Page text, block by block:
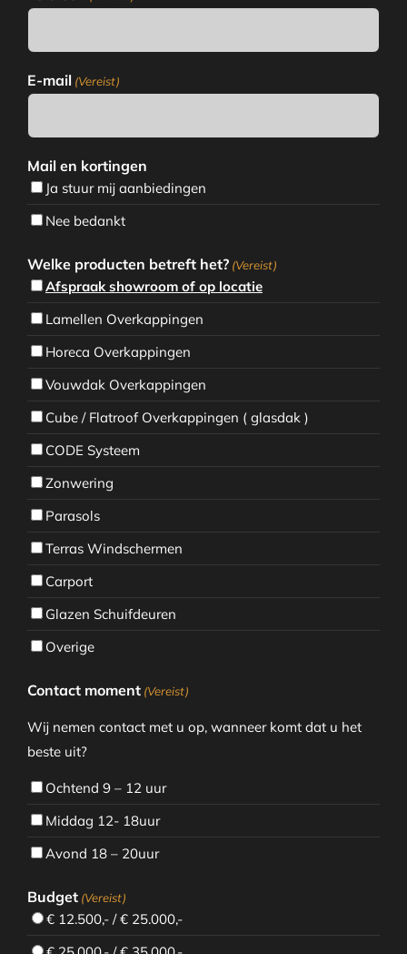
E-mail (Vereist)
Mail en kortingen
Ja stuur mij aanbiedingen
Nee bedankt
Welke producten betreft het? (Vereist)
Afspraak showroom of op locatie
Lamellen Overkappingen
Horeca Overkappingen
Vouwdak Overkappingen
Cube / Flatroof Overkappingen ( glasdak )
CODE Systeem
Zonwering
Parasols
Terras Windschermen
Carport
Glazen Schuifdeuren
Overige
Contact moment (Vereist)
Wij nemen contact met u op, wanneer komt dat u het
beste uit?
Ochtend 9 – 12 uur
Middag 12- 18uur
Avond 18 – 20uur
Budget (Vereist)
€ 12.500,- / € 25.000,-